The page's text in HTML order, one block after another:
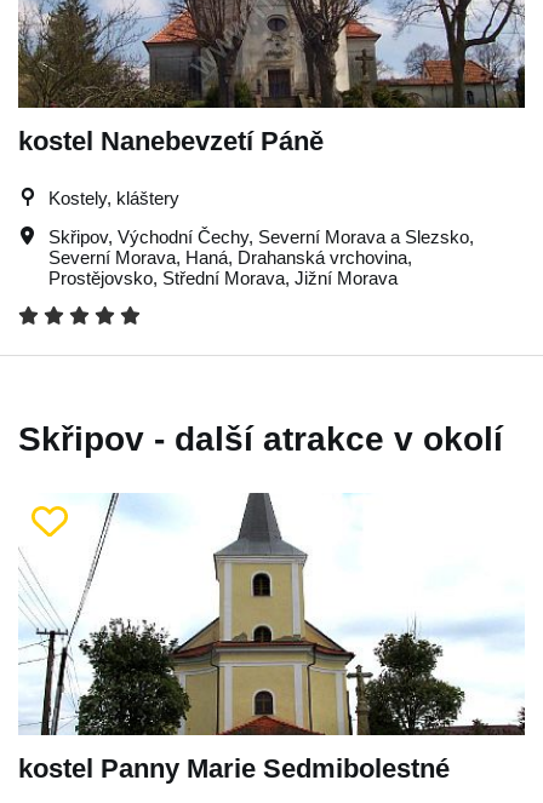
kostel Nanebevzetí Páně
Kostely, kláštery
Skřipov, Východní Čechy, Severní Morava a Slezsko,
Severní Morava, Haná, Drahanská vrchovina,
Prostějovsko, Střední Morava, Jižní Morava
Skřipov - další atrakce v okolí
kostel Panny Marie Sedmibolestné